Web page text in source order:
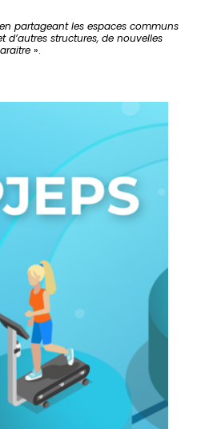
en partageant les espaces communs
d’autres structures, de nouvelles
».